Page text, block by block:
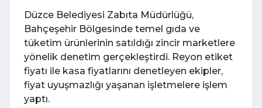
Düzce Belediyesi Zabıta Müdürlüğü,
Bahçeşehir Bölgesinde temel gıda ve
tüketim ürünlerinin satıldığı zincir marketlere
yönelik denetim gerçekleştirdi. Reyon etiket
fiyatı ile kasa fiyatlarını denetleyen ekipler,
fiyat uyuşmazlığı yaşanan işletmelere işlem
yaptı.